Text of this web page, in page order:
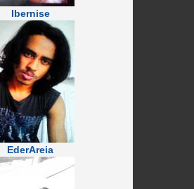
Ibernise
EderAreia